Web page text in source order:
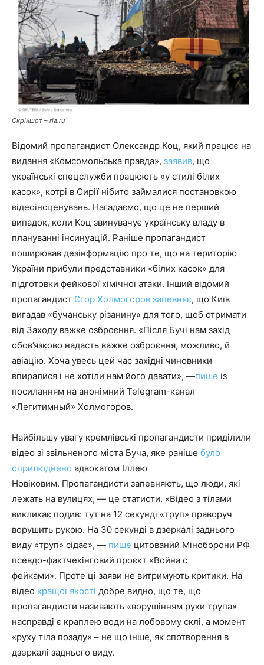
Скріншот – ria.ru
Відомий пропагандист Олександр Коц, який працює на
видання «Комсомольська правда», заявив, що
українські спецслужби працюють «у стилі білих
касок», котрі в Сирії нібито займалися постановкою
відеоінсценувань. Нагадаємо, що це не перший
випадок, коли Коц звинувачує українську владу в
плануванні інсинуацій. Раніше пропагандист
поширював дезінформацію про те, що на територію
України прибули представники «білих касок» для
підготовки фейкової хімічної атаки. Інший відомий
пропагандист Єгор Холмогоров запевняє, що Київ
вигадав «бучанську різанину» для того, щоб отримати
від Заходу важке озброєння. «Після Бучі нам захід
обов’язково надасть важке озброєння, можливо, й
авіацію. Хоча увесь цей час західні чиновники
впиралися і не хотіли нам його давати», —пише із
посиланням на анонімний Telegram-канал
«Легитимный» Холмогоров.
Найбільшу увагу кремлівські пропагандисти приділили
відео зі звільненого міста Буча, яке раніше було
оприлюднено адвокатом Іллею
Новіковим. Пропагандисти запевняють, що люди, які
лежать на вулицях, — це статисти. «Відео з тілами
викликає подив: тут на 12 секунді «труп» праворуч
ворушить рукою. На 30 секунді в дзеркалі заднього
виду «труп» сідає», — пише цитований Міноборони РФ
псевдо-фактчекінговий проєкт «Война с
фейками». Проте ці заяви не витримують критики. На
відео кращої якості добре видно, що те, що
пропагандисти називають «ворушінням руки трупа»
насправді є краплею води на лобовому склі, а момент
«руху тіла позаду» – не що інше, як спотворення в
дзеркалі заднього виду.